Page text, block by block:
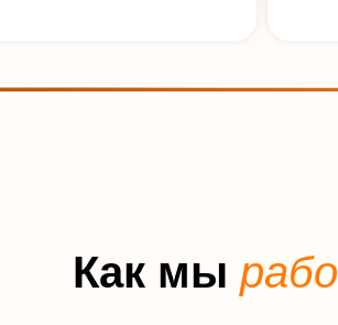
Как мы рабо